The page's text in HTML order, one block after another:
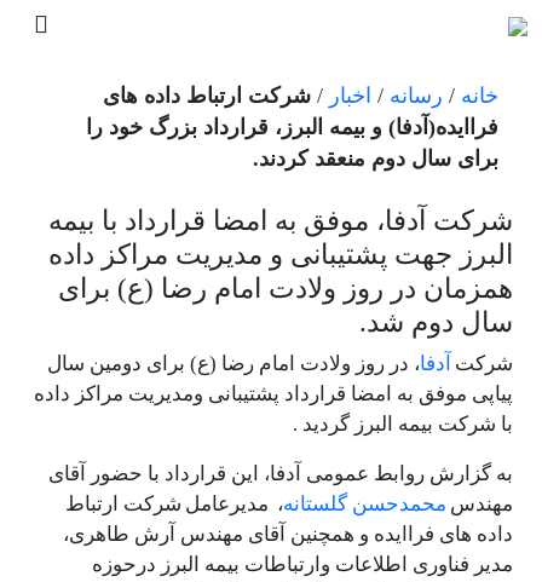
خانه / رسانه / اخبار / شرکت ارتباط داده های
فراایده(آدفا) و بیمه البرز، قرارداد بزرگ خود را
برای سال دوم منعقد کردند.
شرکت آدفا، موفق به امضا قرارداد با بیمه
البرز جهت پشتیبانی و مدیریت مراکز داده
همزمان در روز ولادت امام رضا (ع) برای
سال دوم شد.
شرکت آدفا، در روز ولادت امام رضا (ع) برای دومین سال
پیاپی موفق به امضا قرارداد پشتیبانی ومدیریت مراکز داده
با شرکت بیمه البرز گردید .
به گزارش روابط عمومی آدفا، این قرارداد با حضور آقای
مهندس محمدحسن گلستانه، مدیرعامل شرکت ارتباط
داده های فراایده و همچنین آقای مهندس آرش طاهری،
مدیر فناوری اطلاعات وارتباطات بیمه البرز درحوزه